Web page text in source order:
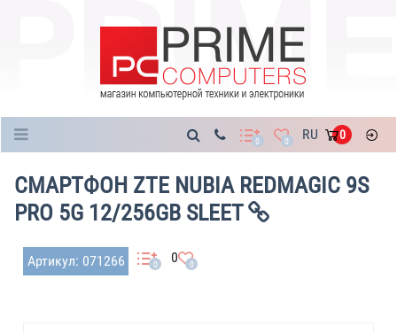
0 0 RU 0
СМАРТФОН ZTE NUBIA REDMAGIC 9S
PRO 5G 12/256GB SLEET
Артикул: 071266 0 0 0